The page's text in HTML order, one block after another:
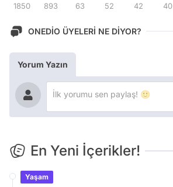
1850 893 63 52 42 40
ONEDİO ÜYELERİ NE DİYOR?
Yorum Yazın
En Yeni İçerikler!
Yaşam